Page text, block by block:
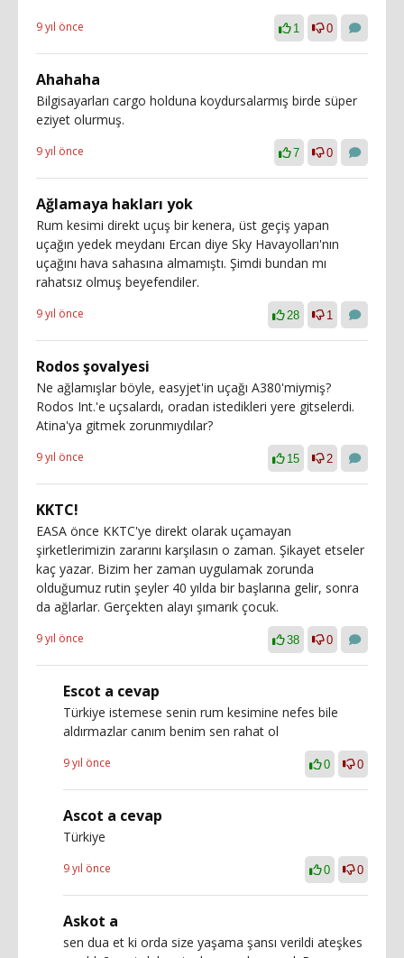
9 yıl önce 1 0
Ahahaha
Bilgisayarları cargo holduna koydursalarmış birde süper
eziyet olurmuş.
9 yıl önce 7 0
Ağlamaya hakları yok
Rum kesimi direkt uçuş bir kenera, üst geçiş yapan
uçağın yedek meydanı Ercan diye Sky Havayolları'nın
uçağını hava sahasına almamıştı. Şimdi bundan mı
rahatsız olmuş beyefendiler.
9 yıl önce 28 1
Rodos şovalyesi
Ne ağlamışlar böyle, easyjet'in uçağı A380'miymiş?
Rodos Int.'e uçsalardı, oradan istedikleri yere gitselerdi.
Atina'ya gitmek zorunmıydılar?
9 yıl önce 15 2
KKTC!
EASA önce KKTC'ye direkt olarak uçamayan
şirketlerimizin zararını karşılasın o zaman. Şikayet etseler
kaç yazar. Bizim her zaman uygulamak zorunda
olduğumuz rutin şeyler 40 yılda bir başlarına gelir, sonra
da ağlarlar. Gerçekten alayı şımarık çocuk.
9 yıl önce 38 0
Escot a cevap
Türkiye istemese senin rum kesimine nefes bile
aldırmazlar canım benim sen rahat ol
9 yıl önce 0 0
Ascot a cevap
Türkiye
9 yıl önce 0 0
Askot a
sen dua et ki orda size yaşama şansı verildi ateşkes